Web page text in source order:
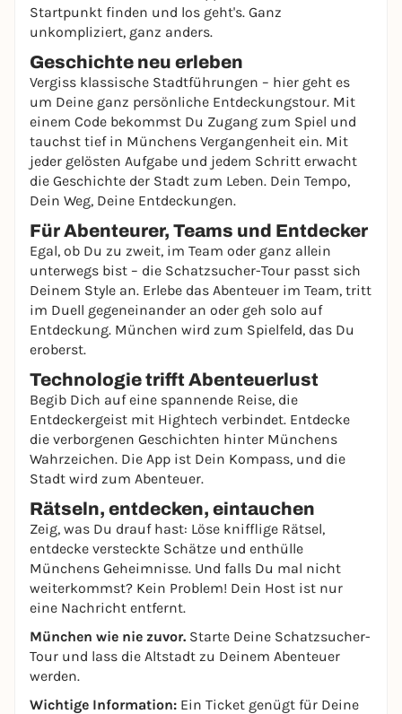
Startpunkt finden und los geht's. Ganz
unkompliziert, ganz anders.
Geschichte neu erleben
Vergiss klassische Stadtführungen – hier geht es
um Deine ganz persönliche Entdeckungstour. Mit
einem Code bekommst Du Zugang zum Spiel und
tauchst tief in Münchens Vergangenheit ein. Mit
jeder gelösten Aufgabe und jedem Schritt erwacht
die Geschichte der Stadt zum Leben. Dein Tempo,
Dein Weg, Deine Entdeckungen.
Für Abenteurer, Teams und Entdecker
Egal, ob Du zu zweit, im Team oder ganz allein
unterwegs bist – die Schatzsucher-Tour passt sich
Deinem Style an. Erlebe das Abenteuer im Team, tritt
im Duell gegeneinander an oder geh solo auf
Entdeckung. München wird zum Spielfeld, das Du
eroberst.
Technologie trifft Abenteuerlust
Begib Dich auf eine spannende Reise, die
Entdeckergeist mit Hightech verbindet. Entdecke
die verborgenen Geschichten hinter Münchens
Wahrzeichen. Die App ist Dein Kompass, und die
Stadt wird zum Abenteuer.
Rätseln, entdecken, eintauchen
Zeig, was Du drauf hast: Löse knifflige Rätsel,
entdecke versteckte Schätze und enthülle
Münchens Geheimnisse. Und falls Du mal nicht
weiterkommst? Kein Problem! Dein Host ist nur
eine Nachricht entfernt.
München wie nie zuvor. Starte Deine Schatzsucher-
Tour und lass die Altstadt zu Deinem Abenteuer
werden.
Wichtige Information: Ein Ticket genügt für Deine